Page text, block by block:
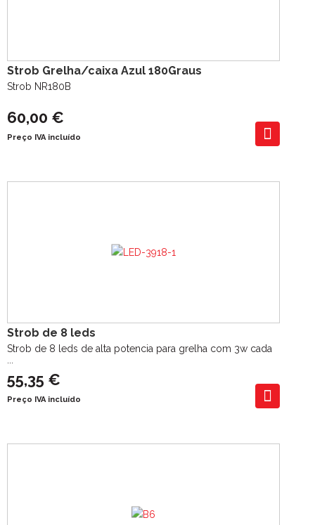
Strob Grelha/caixa Azul 180Graus
Strob NR180B
60,00 €
Preço IVA incluído
Strob de 8 leds
Strob de 8 leds de alta potencia para grelha com 3w cada
...
55,35 €
Preço IVA incluído